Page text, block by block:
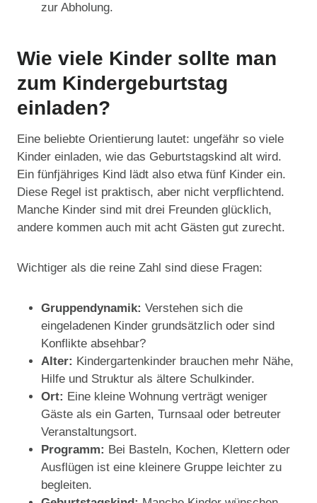
zur Abholung.
Wie viele Kinder sollte man
zum Kindergeburtstag
einladen?
Eine beliebte Orientierung lautet: ungefähr so viele
Kinder einladen, wie das Geburtstagskind alt wird.
Ein fünfjähriges Kind lädt also etwa fünf Kinder ein.
Diese Regel ist praktisch, aber nicht verpflichtend.
Manche Kinder sind mit drei Freunden glücklich,
andere kommen auch mit acht Gästen gut zurecht.
Wichtiger als die reine Zahl sind diese Fragen:
Gruppendynamik: Verstehen sich die
eingeladenen Kinder grundsätzlich oder sind
Konflikte absehbar?
Alter: Kindergartenkinder brauchen mehr Nähe,
Hilfe und Struktur als ältere Schulkinder.
Ort: Eine kleine Wohnung verträgt weniger
Gäste als ein Garten, Turnsaal oder betreuter
Veranstaltungsort.
Programm: Bei Basteln, Kochen, Klettern oder
Ausflügen ist eine kleinere Gruppe leichter zu
begleiten.